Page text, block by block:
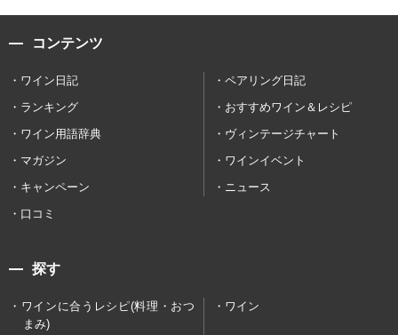
コンテンツ
ワイン日記
ペアリング日記
ランキング
おすすめワイン＆レシピ
ワイン用語辞典
ヴィンテージチャート
マガジン
ワインイベント
キャンペーン
ニュース
口コミ
探す
ワインに合うレシピ(料理・おつ
まみ)
ワイン